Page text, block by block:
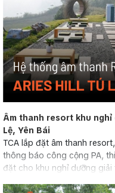
Âm thanh resort khu nghỉ
Lệ, Yên Bái
TCA lắp đặt âm thanh
thông báo công cộng PA,
đặt cho khu nghỉ dưỡng giải